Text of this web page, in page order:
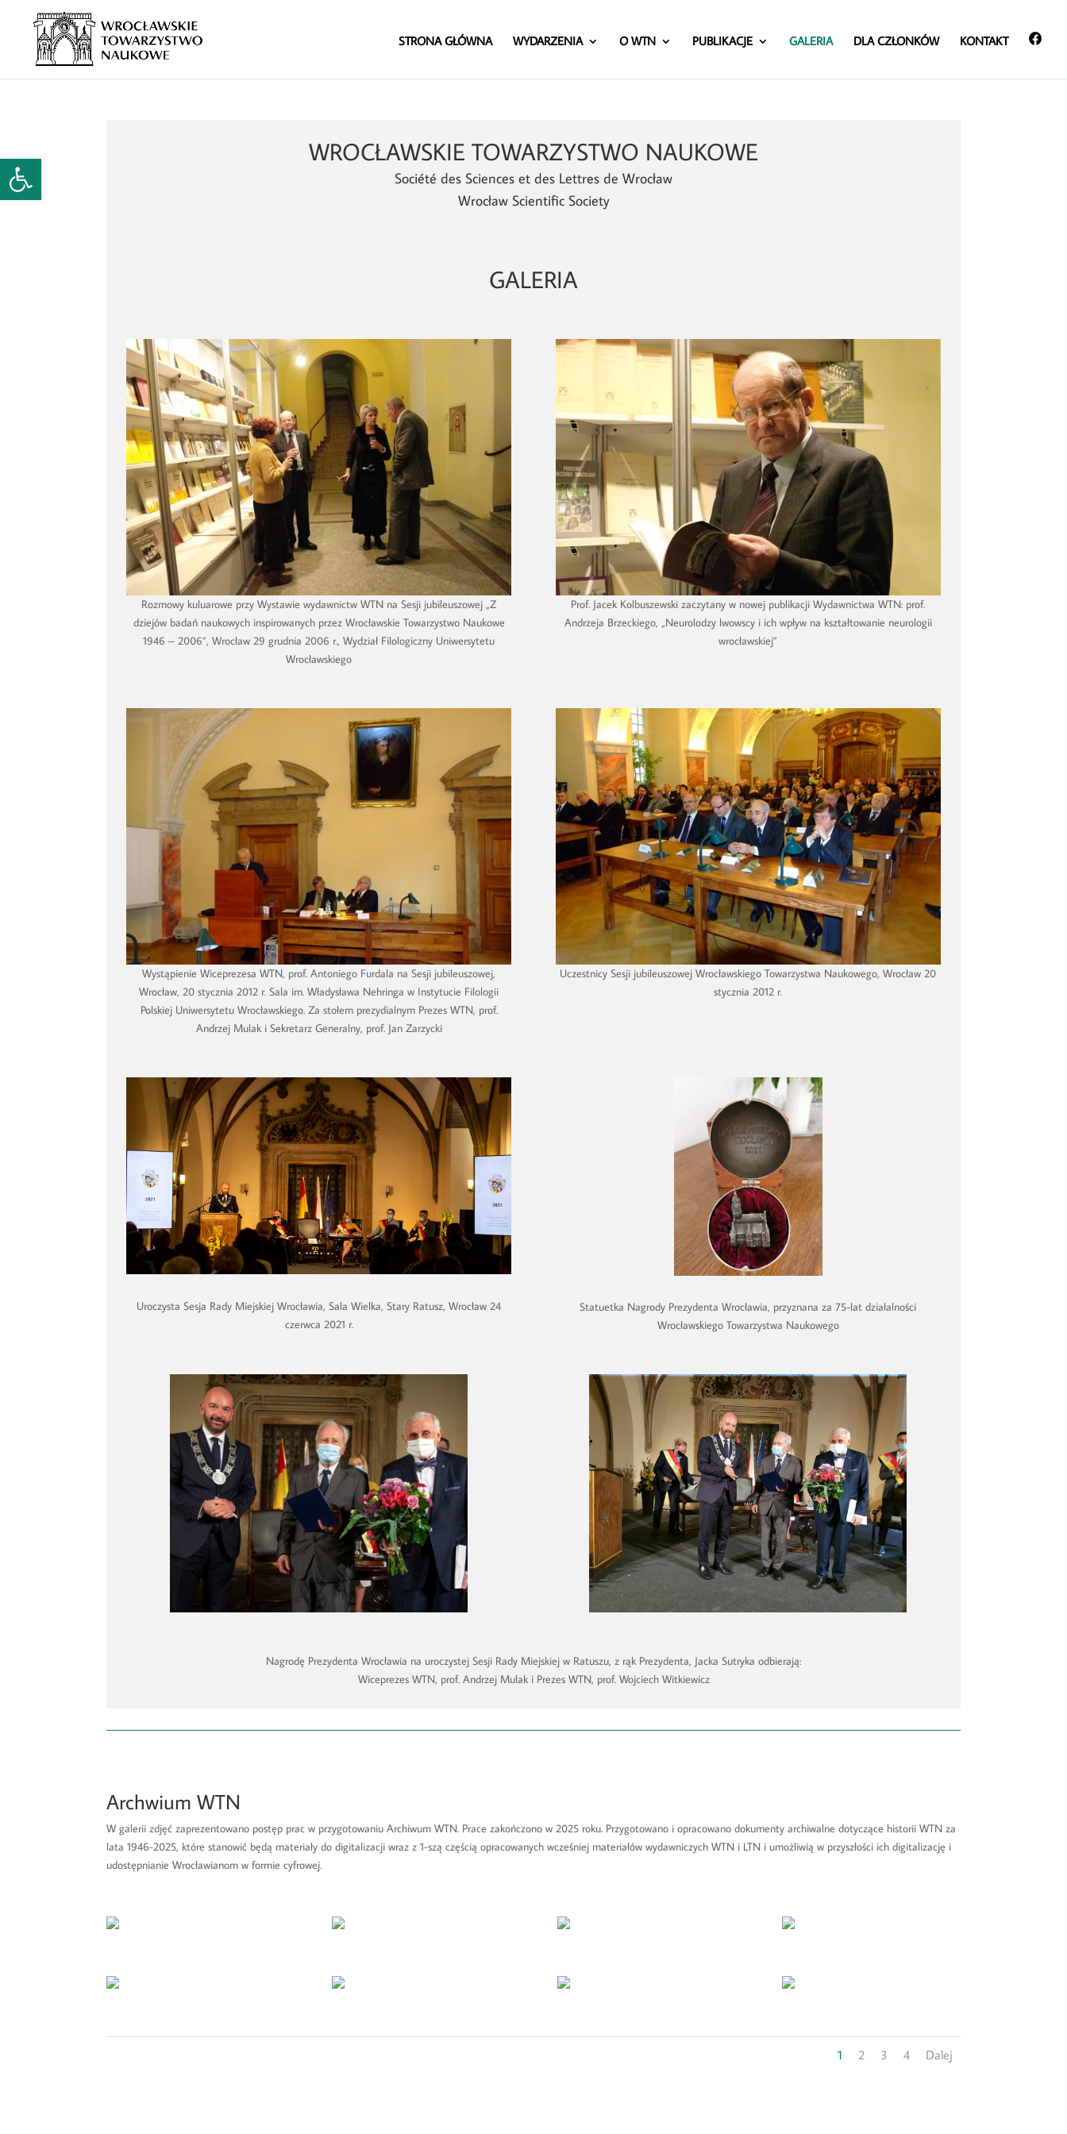
Open toolbar
STRONA GŁÓWNA WYDARZENIA O WTN PUBLIKACJE GALERIA DLA CZŁONKÓW KONTAKT
WROCŁAWSKIE TOWARZYSTWO NAUKOWE
Société des Sciences et des Lettres de Wrocław
Wrocław Scientific Society
GALERIA
Rozmowy kuluarowe przy Wystawie wydawnictw WTN na Sesji jubileuszowej „Z
dziejów badań naukowych inspirowanych przez Wrocławskie Towarzystwo Naukowe
1946 – 2006”, Wrocław 29 grudnia 2006 r., Wydział Filologiczny Uniwersytetu
Wrocławskiego
Prof. Jacek Kolbuszewski zaczytany w nowej publikacji Wydawnictwa WTN: prof.
Andrzeja Brzeckiego, „Neurolodzy lwowscy i ich wpływ na kształtowanie neurologii
wrocławskiej”
Wystąpienie Wiceprezesa WTN, prof. Antoniego Furdala na Sesji jubileuszowej,
Wrocław, 20 stycznia 2012 r. Sala im. Władysława Nehringa w Instytucie Filologii
Polskiej Uniwersytetu Wrocławskiego. Za stołem prezydialnym Prezes WTN, prof.
Andrzej Mulak i Sekretarz Generalny, prof. Jan Zarzycki
Uczestnicy Sesji jubileuszowej Wrocławskiego Towarzystwa Naukowego, Wrocław 20
stycznia 2012 r.
Uroczysta Sesja Rady Miejskiej Wrocławia, Sala Wielka, Stary Ratusz, Wrocław 24
czerwca 2021 r.
Statuetka Nagrody Prezydenta Wrocławia, przyznana za 75-lat działalności
Wrocławskiego Towarzystwa Naukowego
Nagrodę Prezydenta Wrocławia na uroczystej Sesji Rady Miejskiej w Ratuszu, z rąk Prezydenta, Jacka Sutryka odbierają:
Wiceprezes WTN, prof. Andrzej Mulak i Prezes WTN, prof. Wojciech Witkiewicz
Archwium WTN
W galerii zdjęć zaprezentowano postęp prac w przygotowaniu Archiwum WTN. Prace zakończono w 2025 roku. Przygotowano i opracowano dokumenty archiwalne dotyczące historii WTN za
lata 1946-2025, które stanowić będą materiały do digitalizacji wraz z 1-szą częścią opracowanych wcześniej materiałów wydawniczych WTN i LTN i umożliwią w przyszłości ich digitalizację i
udostępnianie Wrocławianom w formie cyfrowej.
1 2 3 4 Dalej